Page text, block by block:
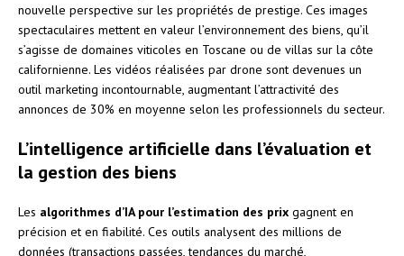
nouvelle perspective sur les propriétés de prestige. Ces images
spectaculaires mettent en valeur l’environnement des biens, qu’il
s’agisse de domaines viticoles en Toscane ou de villas sur la côte
californienne. Les vidéos réalisées par drone sont devenues un
outil marketing incontournable, augmentant l’attractivité des
annonces de 30% en moyenne selon les professionnels du secteur.
L’intelligence artificielle dans l’évaluation et
la gestion des biens
Les algorithmes d’IA pour l’estimation des prix gagnent en
précision et en fiabilité. Ces outils analysent des millions de
données (transactions passées, tendances du marché,